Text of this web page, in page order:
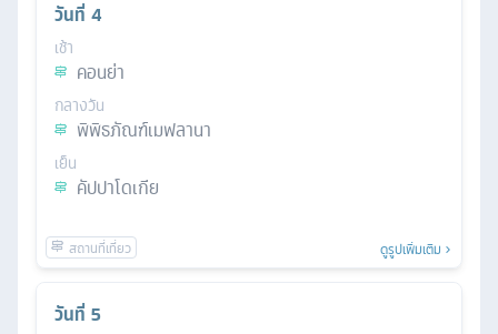
วันที่ 4
เช้า
คอนย่า
กลางวัน
พิพิธภัณฑ์เมฟลานา
เย็น
คัปปาโดเกีย
ดูรูปเพิ่มเติม
วันที่ 5